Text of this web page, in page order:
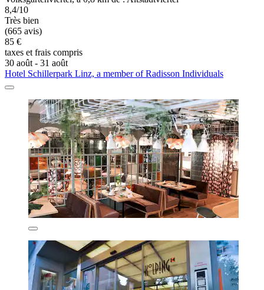
8,4/10
Très bien
(665 avis)
85 €
taxes et frais compris
30 août - 31 août
Hotel Schillerpark Linz, a member of Radisson Individuals